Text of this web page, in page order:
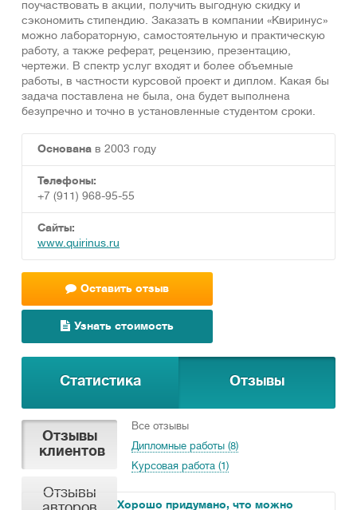
поучаствовать в акции, получить выгодную скидку и
сэкономить стипендию. Заказать в компании «Квиринус»
можно лабораторную, самостоятельную и практическую
работу, а также реферат, рецензию, презентацию,
чертежи. В спектр услуг входят и более объемные
работы, в частности курсовой проект и диплом. Какая бы
задача поставлена не была, она будет выполнена
безупречно и точно в установленные студентом сроки.
Основана в 2003 году
Телефоны:
+7 (911) 968-95-55
Сайты:
www.quirinus.ru
Оставить отзыв
Узнать стоимость
Статистика Отзывы
Отзывы
клиентов
Отзывы
Все отзывы
Дипломные работы (8)
Курсовая работа (1)
Хорошо придумано, что можно